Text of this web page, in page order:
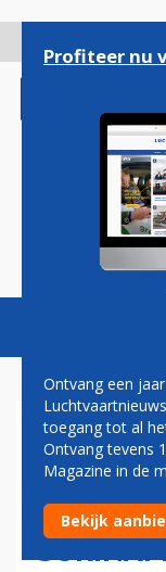
gaan
Magazine
KLM BIJ
Profiteer nu
Ontvang een
toegang tot al
Ontvang tevens
Magazine in de
Bekijk